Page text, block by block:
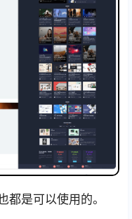
都是可以使用的。